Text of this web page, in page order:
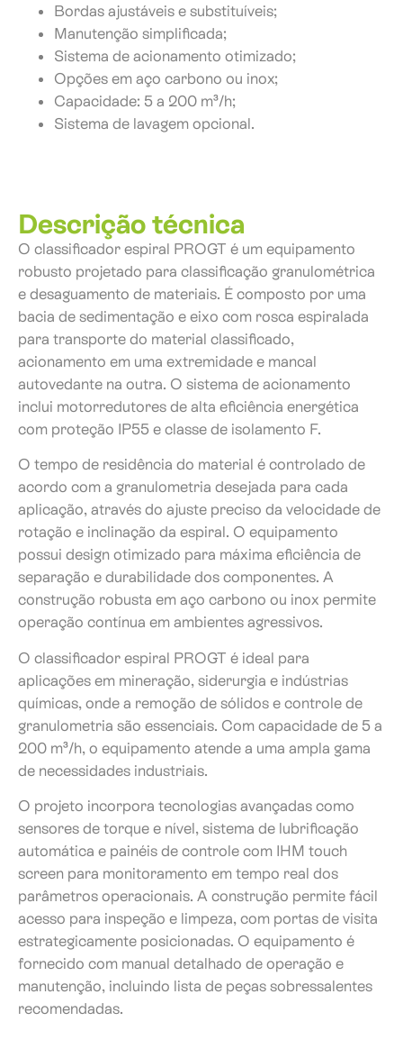
Bordas ajustáveis e substituíveis;
Manutenção simplificada;
Sistema de acionamento otimizado;
Opções em aço carbono ou inox;
Capacidade: 5 a 200 m³/h;
Sistema de lavagem opcional.
Descrição técnica
O classificador espiral PROGT é um equipamento
robusto projetado para classificação granulométrica
e desaguamento de materiais. É composto por uma
bacia de sedimentação e eixo com rosca espiralada
para transporte do material classificado,
acionamento em uma extremidade e mancal
autovedante na outra. O sistema de acionamento
inclui motorredutores de alta eficiência energética
com proteção IP55 e classe de isolamento F.
O tempo de residência do material é controlado de
acordo com a granulometria desejada para cada
aplicação, através do ajuste preciso da velocidade de
rotação e inclinação da espiral. O equipamento
possui design otimizado para máxima eficiência de
separação e durabilidade dos componentes. A
construção robusta em aço carbono ou inox permite
operação contínua em ambientes agressivos.
O classificador espiral PROGT é ideal para
aplicações em mineração, siderurgia e indústrias
químicas, onde a remoção de sólidos e controle de
granulometria são essenciais. Com capacidade de 5 a
200 m³/h, o equipamento atende a uma ampla gama
de necessidades industriais.
O projeto incorpora tecnologias avançadas como
sensores de torque e nível, sistema de lubrificação
automática e painéis de controle com IHM touch
screen para monitoramento em tempo real dos
parâmetros operacionais. A construção permite fácil
acesso para inspeção e limpeza, com portas de visita
estrategicamente posicionadas. O equipamento é
fornecido com manual detalhado de operação e
manutenção, incluindo lista de peças sobressalentes
recomendadas.